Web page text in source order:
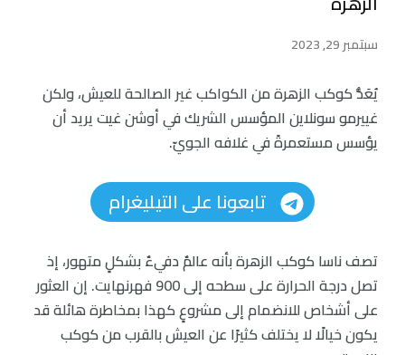
سبتمبر 29, 2023
يُعَدُّ كوكب الزهرة من الكواكب غير الصالحة للعيش، ولكن
غييرمو سونلاين المؤسس الشريك في أوشن غيت يريد أن
يؤسس مستعمرةً في غلافه الجويّ.
تابعونا على التيليغرام
تصف ناسا كوكب الزهرة بأنه عالمٌ دفيءٌ بشكلٍ متهور، إذ
تصل درجة الحرارة على سطحه إلى 900 فهرنهايت. إن العثور
على أشخاص للانضمام إلى مشروعٍ كهذا بمخاطرة هائلة قد
يكون خيالًا لا يختلف كثيرًا عن العيش بالقرب من كوكب